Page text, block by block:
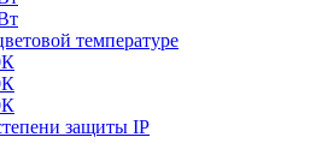
температуре
защиты IP